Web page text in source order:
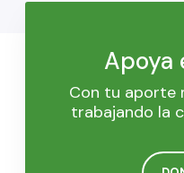
Apoya
Con tu aporte
trabajando la